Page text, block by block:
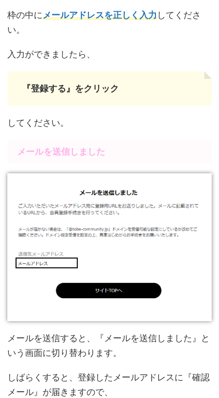
枠の中にメールアドレスを正しく入力してくださ
い。
入力ができましたら、
『登録する』をクリック
してください。
メールを送信しました
メールを送信すると、『メールを送信しました』と
いう画面に切り替わります。
しばらくすると、登録したメールアドレスに『確認
メール』が届きますので、